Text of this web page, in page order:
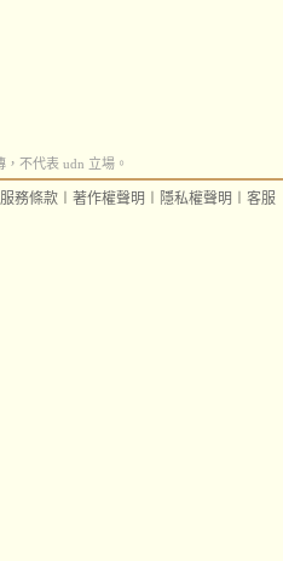
不代表 udn 立場。
服務條款 著作權聲明 隱私權聲明 客服